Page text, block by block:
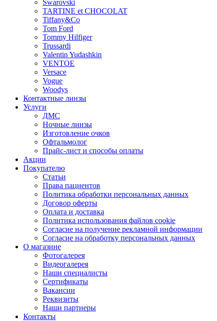
Swarovski
TARTINE et CHOCOLAT
Tiffany&Co
Tom Ford
Tommy Hilfiger
Trussardi
Valentin Yudashkin
VENTOE
Versace
Vogue
Woodys
Контактные линзы
Услуги
ДМС
Ночные линзы
Изготовление очков
Офтальмолог
Прайс-лист и способы оплаты
Акции
Покупателю
Статьи
Права пациентов
Политика обработки персональных данных
Договор оферты
Оплата и доставка
Политика использования файлов cookie
Согласие на получение рекламной информации
Согласие на обработку персональных данных
О магазине
Фотогалерея
Видеогалерея
Наши специалисты
Сертификаты
Вакансии
Реквизиты
Наши партнеры
Контакты